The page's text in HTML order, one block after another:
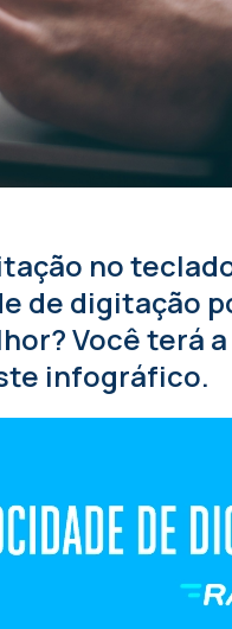
no
de digitação
Você terá
infográfico.